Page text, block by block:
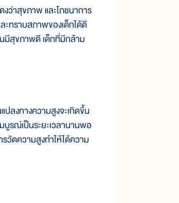
ว่าสุขภาพ และโภชนาการ
ะทราบสภาพของเด็กได้ดี
มีสุขภาพดี เด็กที่มีกล้าม
ลงทางความสูงจะเกิดขึ้น
บูรณ์เป็นระยะเวลานานพอ
วัดความสูงทำให้ได้ความ